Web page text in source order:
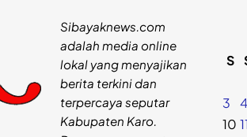
Sibayaknews.com
adalah media online
lokal yang menyajikan
berita terkini dan
terpercaya seputar
Kabupaten Karo.
S
3
4
10